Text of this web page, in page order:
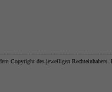
Copyright des jeweiligen